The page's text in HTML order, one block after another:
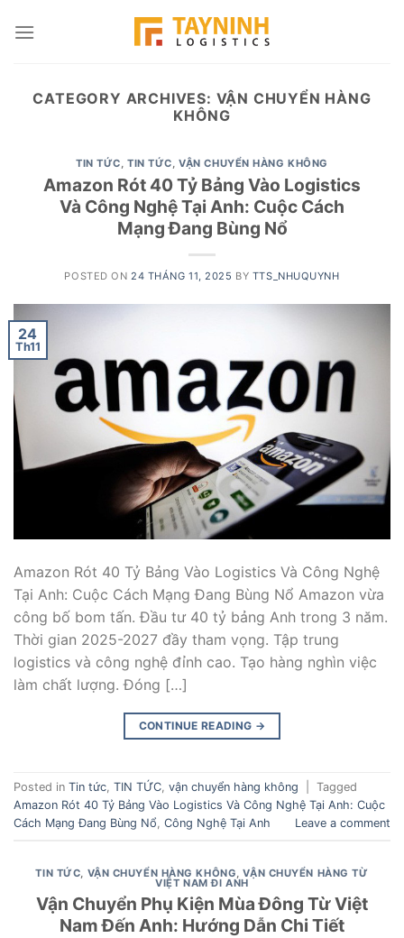
CATEGORY ARCHIVES: VẬN CHUYỂN HÀNG
KHÔNG
TIN TỨC,TIN TỨC,VẬN CHUYỂN HÀNG KHÔNG
Amazon Rót 40 Tỷ Bảng Vào Logistics
Và Công Nghệ Tại Anh: Cuộc Cách
Mạng Đang Bùng Nổ
POSTED ON 24 THÁNG 11, 2025 BY TTS_NHUQUYNH
24
Th11
Amazon Rót 40 Tỷ Bảng Vào Logistics Và Công Nghệ
Tại Anh: Cuộc Cách Mạng Đang Bùng Nổ Amazon vừa
công bố bom tấn. Đầu tư 40 tỷ bảng Anh trong 3 năm.
Thời gian 2025-2027 đầy tham vọng. Tập trung
logistics và công nghệ đỉnh cao. Tạo hàng nghìn việc
làm chất lượng. Đóng […]
CONTINUE READING →
Posted in Tin tức, TIN TỨC, vận chuyển hàng không
Tagged
Amazon Rót 40 Tỷ Bảng Vào Logistics Và Công Nghệ Tại Anh: Cuộc
Cách Mạng Đang Bùng Nổ, Công Nghệ Tại Anh Leave a comment
TIN TỨC VẬN CHUYỂN HÀNG KHÔNG ,VẬN CHUYỂN HÀNG TỪ
VIỆT NAM ĐI ANH
Vận Chuyển Phụ Kiện Mùa Đông Từ Việt
Nam Đến Anh: Hướng Dẫn Chi Tiết